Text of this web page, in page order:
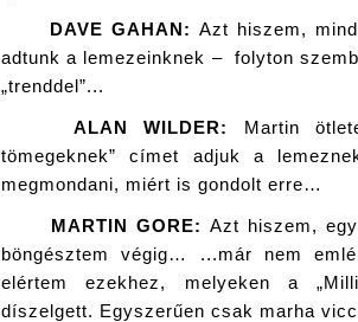
DAVE GAHAN: Azt hiszem,
adtunk a lemezeinknek – folyton
„trenddel”...
ALAN WILDER:
Martin
tömegeknek” címet adjuk a
megmondani, miért is gondolt erre…
MARTIN GORE: Azt hiszem,
böngésztem végig… ...már nem
elértem ezekhez, melyeken a
díszelgett. Egyszerűen csak marha